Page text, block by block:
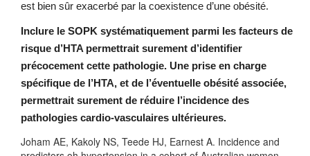
est bien sûr exacerbé par la coexistence d’une obésité.
Inclure le SOPK systématiquement parmi les facteurs de
risque d’HTA permettrait surement d’identifier
précocement cette pathologie. Une prise en charge
spécifique de l’HTA, et de l’éventuelle obésité associée,
permettrait surement de réduire l’incidence des
pathologies cardio-vasculaires ultérieures.
Joham AE, Kakoly NS, Teede HJ, Earnest A. Incidence and